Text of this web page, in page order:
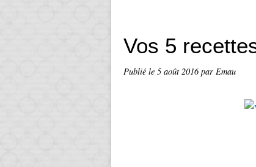
Vos 5
Publié le 5 août 2016par Emau